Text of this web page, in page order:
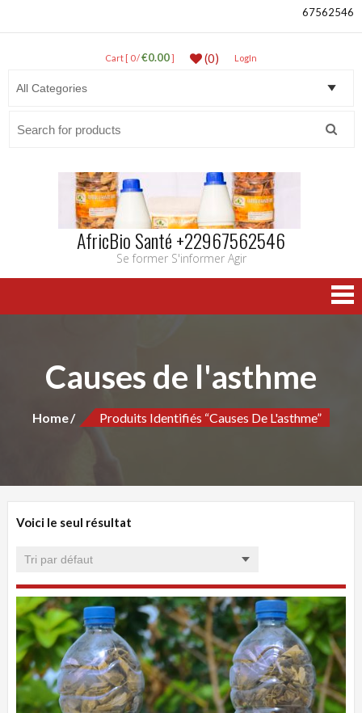
67562546
Cart [ 0 /€0.00] (0) LogIn
AfricBio Santé +22967562546
Se former S'informer Agir
Causes de l'asthme
Home Produits Identifiés “Causes De L'asthme”
Voici le seul résultat